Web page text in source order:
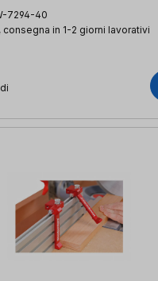
7294-40
consegna in 1-2 giorni lavorativi